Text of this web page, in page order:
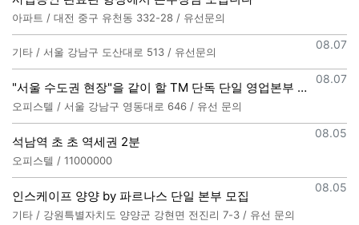
아파트 / 대전 중구 유천동 332-28 / 유선문의
등록일
08.07
기타 / 서울 강남구 도산대로 513 / 유선문의
등록일
08.07
"서울 수도권 현장"을 같이 할 TM 단독 단일 영업본부 팀 선착순 모집
오피스텔 / 서울 강남구 영동대로 646 / 유선 문의
등록일
08.05
석남역 초 초 역세권 2분
오피스텔 / 11000000
등록일
08.05
인스케이프 양양 by 파르나스 단일 본부 모집
기타 / 강원특별자치도 양양군 강현면 전진리 7-3 / 유선 문의